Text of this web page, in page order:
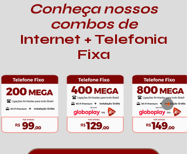
Conheça nossos
combos de
Internet + Telefonia
Fixa